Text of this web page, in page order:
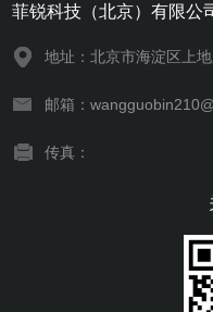
菲锐科技（北京）有限公
地址：北京市海淀区上
邮箱：
传真：